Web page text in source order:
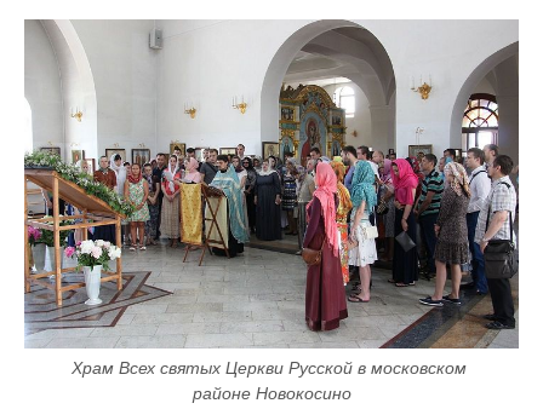
Храм Всех святых Церкви Русской в московском
районе Новокосино